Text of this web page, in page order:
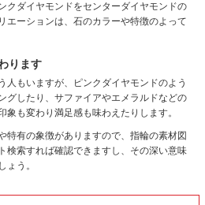
クダイヤモンドをセンターダイヤモンドの
エーションは、石のカラーや特徴のよって
ります
人もいますが、ピンクダイヤモンドのよう
グしたり、サファイアやエメラルドなどの
も変わり満足感も味わえたりします。
特有の象徴がありますので、指輪の素材図
検索すれば確認できますし、その深い意味
ょう。